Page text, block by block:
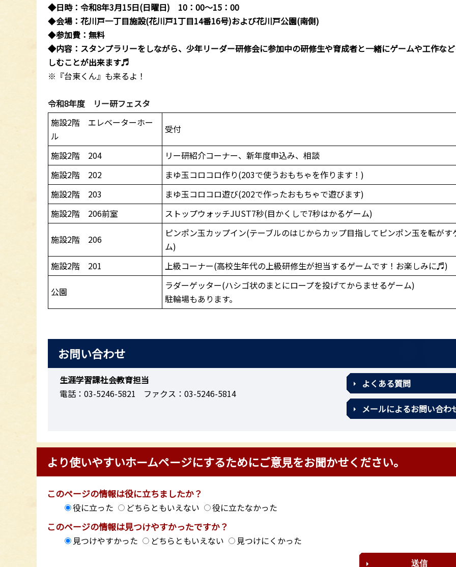
◆日時：令和8年3月15日(日曜日) 10：00～15：00
◆会場：花川戸一丁目施設(花川戸1丁目14番16号)および花川戸公園(南側)
◆参加費：無料
◆内容：スタンプラリーをしながら、少年リーダー研修会に参加中の研修生や育成者と一緒にゲームや工作な
しむことが出来ます♬
※『台東くん』も来るよ！
令和8年度 リー研フェスタ
施設2階 エレベーターホー
ル
受付
施設2階 204
リー研紹介コーナー、新年度申込み、相談
施設2階 202
まゆ玉コロコロ作り(203で使うおもちゃを作ります！)
施設2階 203
まゆ玉コロコロ遊び(202で作ったおもちゃで遊びます)
施設2階 206前室
ストップウォッチJUST7秒(目かくしで7秒はかるゲーム)
施設2階 206
ピンポン玉カップイン(テーブルのはじからカップ目指してピンポン玉を転がす
ム)
施設2階 201
上級コーナー(高校生年代の上級研修生が担当するゲームです！お楽しみに♬)
公園
ラダーゲッター(ハシゴ状のまとにロープを投げてからませるゲーム)
駐輪場もあります。
お問い合わせ
生涯学習課社会教育担当
電話：03-5246-5821
ファクス：03-5246-5814
よくある質問
メールによるお問い合わ
より使いやすいホームページにするためにご意見をお聞かせください。
このページの情報は役に立ちましたか？
役に立った どちらともいえない 役に立たなかった
このページの情報は見つけやすかったですか？
見つけやすかった どちらともいえない 見つけにくかった